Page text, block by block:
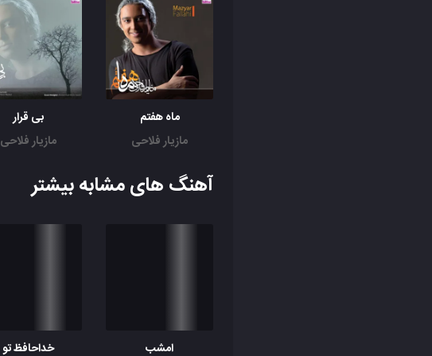
ماه هفتم
مازیار فلاحی
بی قرار
مازیار فلاحی
آهنگ های مشابه بیشتر
امشب خداحافظ تو